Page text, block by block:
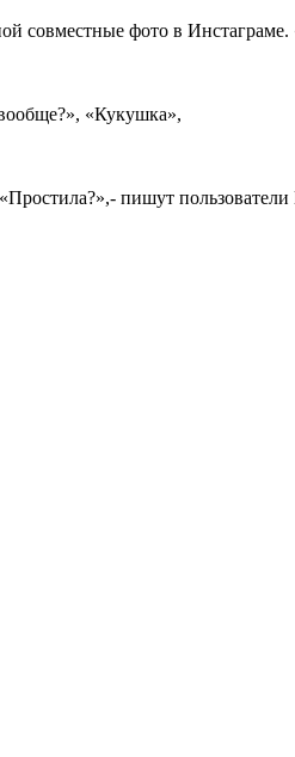
фото в Инстаграме.
«Кукушка»,
пишут пользователи